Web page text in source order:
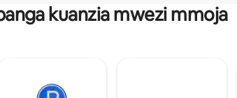
kuanzia mwezi mmoja